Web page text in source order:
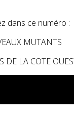
dans ce numéro :
MUTANTS
DE LA COTE